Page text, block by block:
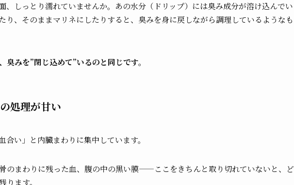
、しっとり濡れていませんか。あの水分（ドリップ）には臭み成分が溶け込んでい
り、そのままマリネにしたりすると、臭みを身に戻しながら調理しているようなも
臭みを”閉じ込めて”いるのと同じです。
処理が甘い
合い」と内臓まわりに集中しています。
のまわりに残った血、腹の中の黒い膜——ここをきちんと取り切れていないと、ど
ます。